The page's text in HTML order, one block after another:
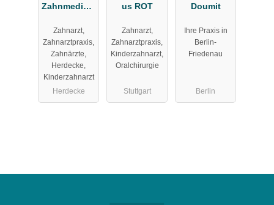
Zahnmedizin
Ruhr
Zahnarzt,
Zahnarztpraxis,
Zahnärzte,
Herdecke,
Kinderzahnarzt
Herdecke
us ROT
Zahnarzt,
Zahnarztpraxis,
Kinderzahnarzt,
Oralchirurgie
Stuttgart
Doumit
Ihre Praxis in
Berlin-
Friedenau
Berlin